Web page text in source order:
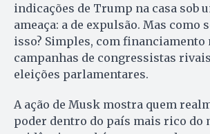
indicações de Trump na casa sob
ameaça: a de expulsão. Mas como
isso? Simples, com
campanhas de congressistas
eleições parlamentares.
A ação de Musk mostra quem
poder dentro do país mais rico do